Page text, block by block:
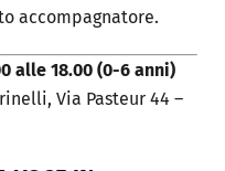
accompagnatore.
alle 18.00 (0-6 anni)
Via Pasteur 44 –